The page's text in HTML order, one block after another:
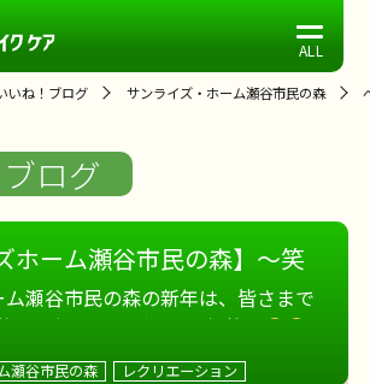
いね！ブログ サンライズ・ホーム瀬谷市民の森
ログ
ホーム瀬谷市民の森】～笑
る～
瀬谷市民の森の新年は、皆さまで
なお顔の仕上がりで、初笑い
って、健康に過ごせますように。
瀬谷市民の森 レクリエーション